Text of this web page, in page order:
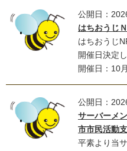
公開日：
はちおうじ
はちおうじ
開催日決定
開催日：10
公開日：
サーバーメ
市市民活動
平素より当